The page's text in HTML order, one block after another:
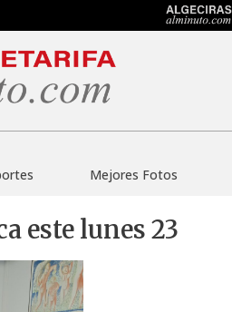
Mejores Fotos
este lunes 23